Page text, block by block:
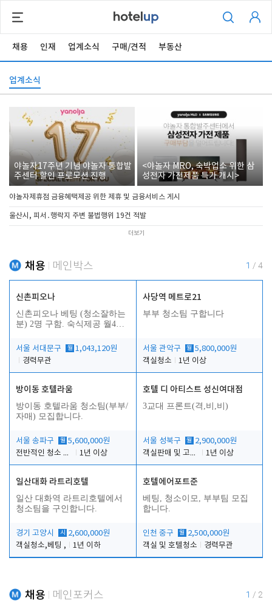
채용 인재 업계소식 구매/견적 부동산
업계소식
야놀자17주년 기념 야놀자 통합발
주센터 할인 프로모션 진행
<야놀자 MRO, 숙박업소 위한 삼
성전자 가전제품 특가 개시>
야놀자제휴점 금융혜택제공 위한 제휴 및 금융서비스 게시
울산시, 피서․행락지 주변 불법행위 19건 적발
더보기
채용 메인박스 1 / 4
신촌피오나
신촌피오나 베팅 (청소잘하는
분) 2명 구함. 숙식제공 월4회
서울 서대문구
월 1,043,120원
경력무관
사당역 메트로21
부부 청소팀 구합니다
서울 관악구 월 5,800,000원
객실청소
1년 이상
방이동 호텔라움
방이동 호텔라움 청소팀(부부/
자매) 모집합니다.
서울 송파구 월 5,600,000원
전반적인 청소 업무(객실청소.객실정리)
1년 이상
호텔 디 아티스트 성신여대점
3교대 프론트(격,비,비)
서울 성북구 월 2,900,000원
객실판매 및 고객응대
1년 이상
일산대화 라트리호텔
일산 대화역 라트리호텔에서
청소팀을 구인합니다.
경기 고양시 시
2,600,000원
객실청소,베팅 ,
1년 이하
호텔에어포트준
베팅, 청소이모, 부부팀 모집
합니다.
인천 중구 월 2,500,000원
객실 및 호텔청소
경력무관
채용 메인포커스 1 / 2